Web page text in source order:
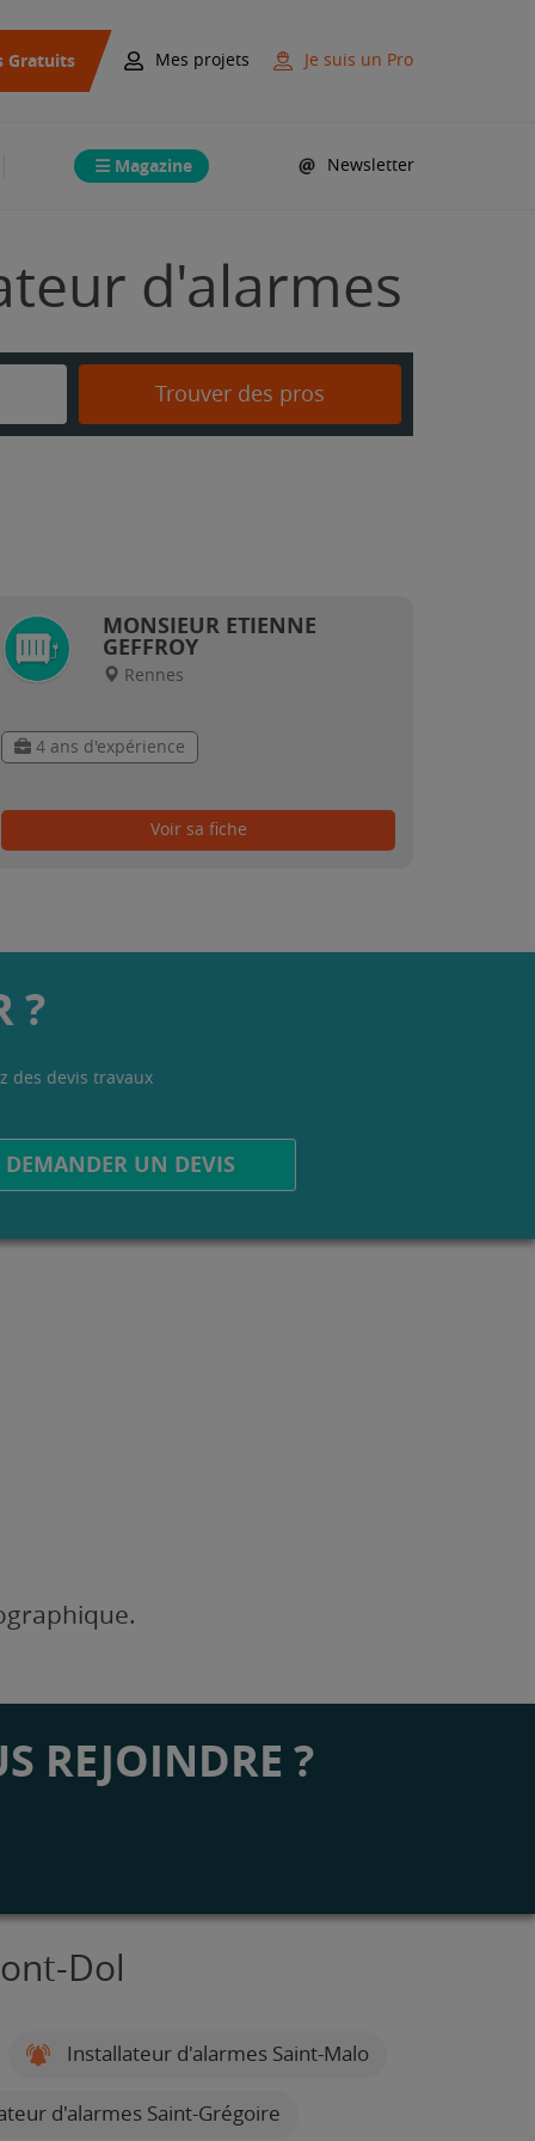
Gratuits Mes projets Je suis un Pro
Magazine Newsletter
d'alarmes
Trouver des pros
MONSIEUR ETIENNE
GEFFROY
Rennes
4 ans d'expérience
Voir sa fiche
?
des devis travaux
DEMANDER UN DEVIS
REJOINDRE ?
Dol
Installateur d'alarmes Saint-Malo
d'alarmes Saint-Grégoire